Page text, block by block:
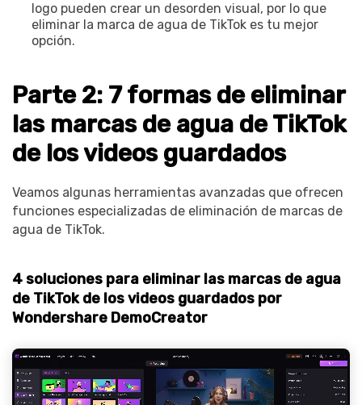
logo pueden crear un desorden visual, por lo que
eliminar la marca de agua de TikTok es tu mejor
opción.
Parte 2: 7 formas de eliminar
las marcas de agua de TikTok
de los videos guardados
Veamos algunas herramientas avanzadas que ofrecen
funciones especializadas de eliminación de marcas de
agua de TikTok.
4 soluciones para eliminar las marcas de agua
de TikTok de los videos guardados por
Wondershare DemoCreator